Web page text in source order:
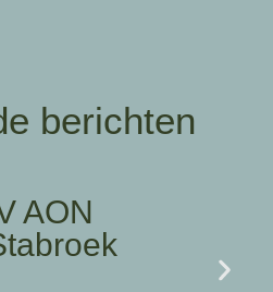
berichten
AON